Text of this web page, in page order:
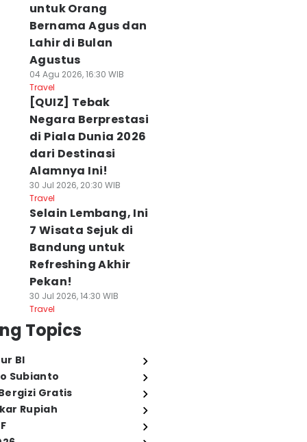
untuk Orang
Bernama Agus dan
Lahir di Bulan
Agustus
04 Agu 2026, 16:30 WIB
Travel
[QUIZ] Tebak
Negara Berprestasi
di Piala Dunia 2026
dari Destinasi
Alamnya Ini!
30 Jul 2026, 20:30 WIB
Travel
Selain Lembang, Ini
7 Wisata Sejuk di
Bandung untuk
Refreshing Akhir
Pekan!
30 Jul 2026, 14:30 WIB
Travel
Topics
BI
Subianto
Gratis
Rupiah